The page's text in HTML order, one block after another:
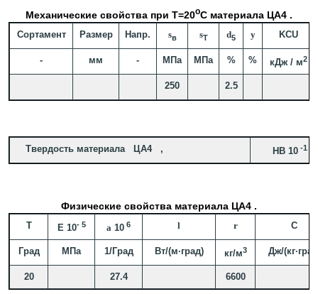
Механические свойства при Т=20oС материала ЦА4 .
Сортамент Размер Напр. sв sT d5 y KCU
- мм - МПа МПа % % кДж / м2
250 2.5
Твердость материала ЦА4 , HB 10-1=
Физические свойства материала ЦА4 .
T E 10- 5 a 10 6 l r C
Град МПа 1/Град Вт/(м·град) кг/м3 Дж/
20 27.4 6600